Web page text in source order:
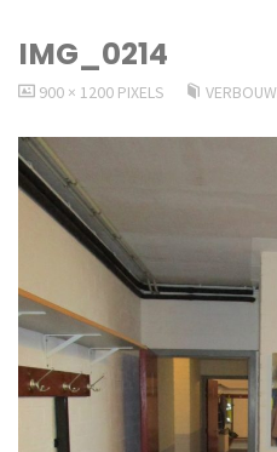
IMG_0214
VOLLEDIGE
900 × 1200 PIXELS